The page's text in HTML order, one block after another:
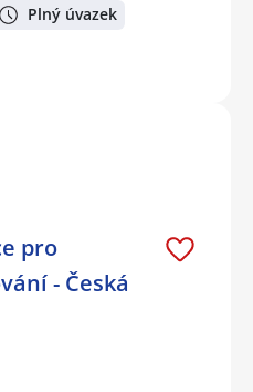
Plný úvazek
pro
- Česká